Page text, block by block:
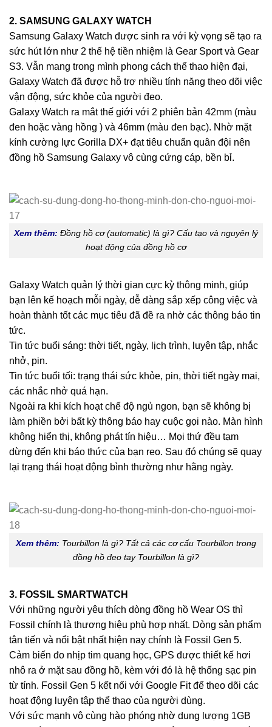
2. SAMSUNG GALAXY WATCH
Samsung Galaxy Watch được sinh ra với kỳ vọng sẽ tạo ra
sức hút lớn như 2 thế hệ tiền nhiệm là Gear Sport và Gear
S3. Vẫn mang trong mình phong cách thể thao hiện đại,
Galaxy Watch đã được hỗ trợ nhiều tính năng theo dõi việc
vận động, sức khỏe của người đeo.
Galaxy Watch ra mắt thế giới với 2 phiên bản 42mm (màu
đen hoặc vàng hồng ) và 46mm (màu đen bạc). Nhờ mặt
kính cường lực Gorilla DX+ đạt tiêu chuẩn quân đội nên
đồng hồ Samsung Galaxy vô cùng cứng cáp, bền bỉ.
Xem thêm: Đồng hồ cơ (automatic) là gì? Cấu tạo và nguyên lý
hoạt động của đồng hồ cơ
Galaxy Watch quản lý thời gian cực kỳ thông minh, giúp
bạn lên kế hoạch mỗi ngày, dễ dàng sắp xếp công việc và
hoàn thành tốt các mục tiêu đã đề ra nhờ các thông báo tin
tức.
Tin tức buổi sáng: thời tiết, ngày, lịch trình, luyện tập, nhắc
nhở, pin.
Tin tức buổi tối: trạng thái sức khỏe, pin, thời tiết ngày mai,
các nhắc nhở quá hạn.
Ngoài ra khi kích hoạt chế độ ngủ ngon, bạn sẽ không bị
làm phiền bởi bất kỳ thông báo hay cuộc gọi nào. Màn hình
không hiển thị, không phát tín hiệu… Mọi thứ đều tạm
dừng đến khi báo thức của bạn reo. Sau đó chúng sẽ quay
lại trạng thái hoạt động bình thường như hằng ngày.
Xem thêm: Tourbillon là gì? Tất cả các cơ cấu Tourbillon trong
đồng hồ đeo tay Tourbillon là gì?
3. FOSSIL SMARTWATCH
Với những người yêu thích dòng đồng hồ Wear OS thì
Fossil chính là thương hiệu phù hợp nhất. Dòng sản phẩm
tân tiến và nổi bật nhất hiện nay chính là Fossil Gen 5.
Cảm biến đo nhịp tim quang học, GPS được thiết kế hơi
nhô ra ở mặt sau đồng hồ, kèm với đó là hệ thống sạc pin
từ tính. Fossil Gen 5 kết nối với Google Fit để theo dõi các
hoạt động luyện tập thể thao của người dùng.
Với sức mạnh vô cùng hào phóng nhờ dung lượng 1GB